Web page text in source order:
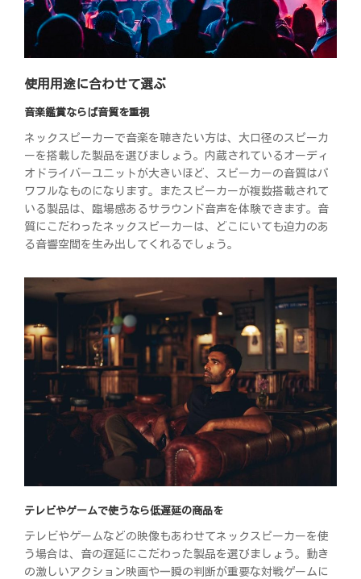
使用用途に合わせて選ぶ
音楽鑑賞ならば音質を重視
ネックスピーカーで音楽を聴きたい方は、大口径のスピーカ
ーを搭載した製品を選びましょう。内蔵されているオーディ
オドライバーユニットが大きいほど、スピーカーの音質はパ
ワフルなものになります。またスピーカーが複数搭載されて
いる製品は、臨場感あるサラウンド音声を体験できます。音
質にこだわったネックスピーカーは、どこにいても迫力のあ
る音響空間を生み出してくれるでしょう。
テレビやゲームで使うなら低遅延の商品を
テレビやゲームなどの映像もあわせてネックスピーカーを使
う場合は、音の遅延にこだわった製品を選びましょう。動き
の激しいアクション映画や一瞬の判断が重要な対戦ゲームに